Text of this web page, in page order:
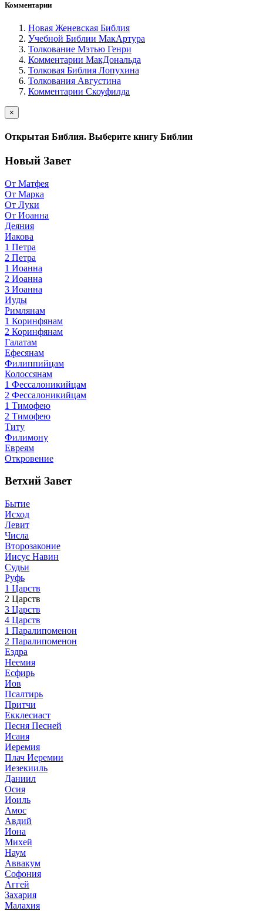
Комментарии
Новая Женевская Библия
Учебной Библии МакАртура
Толкование Мэтью Генри
Комментарии МакДональда
Толковая Библия Лопухина
Толкования Августина
Комментарии Скоуфилда
×
Открытая Библия. Выберите книгу Библии
Новый Завет
От Матфея
От Марка
От Луки
От Иоанна
Деяния
Иакова
1 Петра
2 Петра
1 Иоанна
2 Иоанна
3 Иоанна
Иуды
Римлянам
1 Коринфянам
2 Коринфянам
Галатам
Ефесянам
Филиппийцам
Колоссянам
1 Фессалоникийцам
2 Фессалоникийцам
1 Тимофею
2 Тимофею
Титу
Филимону
Евреям
Откровение
Ветхий Завет
Бытие
Исход
Левит
Числа
Второзаконие
Иисус Навин
Судьи
Руфь
1 Царств
2 Царств
3 Царств
4 Царств
1 Паралипоменон
2 Паралипоменон
Ездра
Неемия
Есфирь
Иов
Псалтирь
Притчи
Екклесиаст
Песня Песней
Исаия
Иеремия
Плач Иеремии
Иезекииль
Даниил
Осия
Иоиль
Амос
Авдий
Иона
Михей
Наум
Аввакум
Софония
Аггей
Захария
Малахия